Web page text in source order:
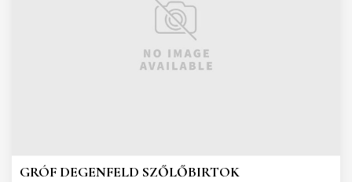
GRÓF DEGENFELD SZŐLŐBIRTOK